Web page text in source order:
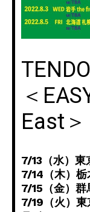
＜
East＞
7/13（水）東
7/14（木）
7/15（金）群
7/19（火）